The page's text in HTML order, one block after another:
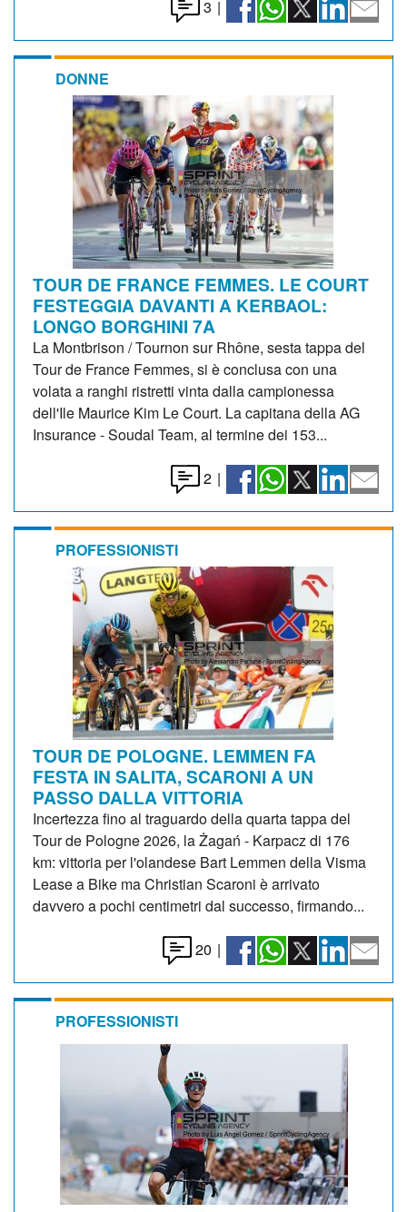
3 |
DONNE
TOUR DE FRANCE FEMMES. LE COURT
FESTEGGIA DAVANTI A KERBAOL:
LONGO BORGHINI 7A
La Montbrison / Tournon sur Rhône, sesta tappa del
Tour de France Femmes, si è conclusa con una
volata a ranghi ristretti vinta dalla campionessa
dell'Ile Maurice Kim Le Court. La capitana della AG
Insurance - Soudal Team, al termine dei 153...
2 |
PROFESSIONISTI
TOUR DE POLOGNE. LEMMEN FA
FESTA IN SALITA, SCARONI A UN
PASSO DALLA VITTORIA
Incertezza fino al traguardo della quarta tappa del
Tour de Pologne 2026, la Żagań - Karpacz di 176
km: vittoria per l'olandese Bart Lemmen della Visma
Lease a Bike ma Christian Scaroni è arrivato
davvero a pochi centimetri dal successo, firmando...
20 |
PROFESSIONISTI